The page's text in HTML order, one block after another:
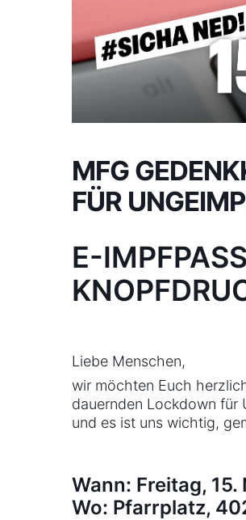
MFG
FÜR
E-
Liebe Menschen,
wir möchten Euch
dauernden Lockdown für
und es ist uns wichtig,
Wann: Freitag,
Wo: Pfarrplatz,